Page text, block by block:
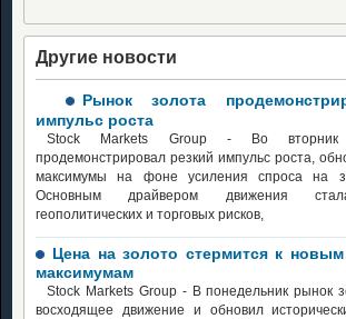
Другие новости
Рынок золота
импульс роста
Stock Markets Group - Во вторник
продемонстрировал резкий импульс роста,
максимумы на фоне усиления спроса на
Основным драйвером движения
геополитических и торговых рисков,
Цена на золото стермится к
максимумам
Stock Markets Group - В понедельник рынок
восходящее движение и обновил